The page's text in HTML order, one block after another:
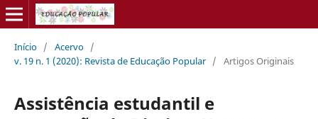
Início / Acervo /
v. 19 n. 1 (2020): Revista de Educação Popular / Artigos Originais
Assistência estudantil e